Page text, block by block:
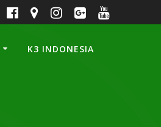
K3 INDONESIA